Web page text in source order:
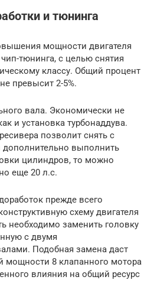
и тюнинга
мощности двигателя
тюнинга, с целью снятия
классу. Общий процент
превысит 2-5%.
вала. Экономически не
и установка турбонаддува.
позволит снять с
дополнительно выполнить
цилиндров, то можно
еще 20 л.с.
прежде всего
схему двигателя
необходимо заменить головку
с двумя
Подобная замена даст
8 клапанного мотора
влияния на общий ресурс